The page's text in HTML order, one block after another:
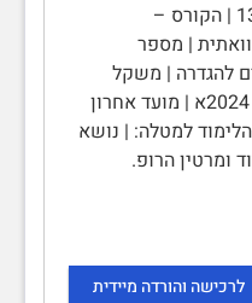
מטלת מנחה (ממ"ן) 13 | הקורס –
| מספר
+ 3מושגים להגדרה | משקל
המטלה: 10נקודות | סמסטר: 2024א | מועד אחרון
| חומר הלימוד למטלה: | נושא
| .1הייג, רוד ומרטין הרופ.
לרכישה והורדה מיידית